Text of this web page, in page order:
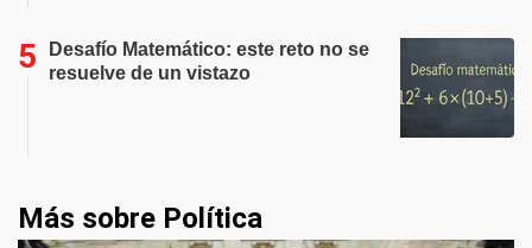
Desafío Matemático: este reto no se
resuelve de un vistazo
Más sobre Política